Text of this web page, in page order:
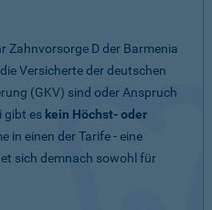
Zahnvorsorge D der Barmenia
Versicherte der deutschen
(GKV) sind oder Anspruch
gibt es kein Höchst- oder
in einen der Tarife - eine
sich demnach sowohl für